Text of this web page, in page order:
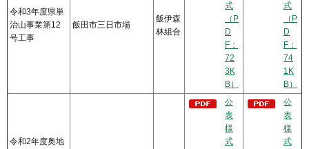
令和3年度県単
治山事業第12
号工事
飯田市三日市場
飯伊森
林組合
式
（P
D
F：
72
3K
B）
式
（P
D
F：
74
1K
B）
令和2年度奥地
公
表
様
式
公
表
様
式